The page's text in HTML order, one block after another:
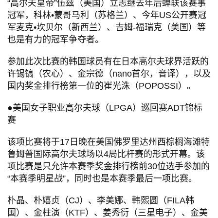
“高尔夫皇帝”伍兹（美国）立志继去年后蝉联该赛事
冠军，科林•蒙哥马利（苏格兰）、今年US公开赛冠
军麦克•坎贝尔（新西兰）、吉姆-福瑞克（美国）等
也是有力的冠军争夺者。
参加此次比赛的韩国球员有在日本高尔夫球界活跃的
许锡镐（农心）、金宗德（nano首尔，音译），以及
国内奖金排行榜第一位的崔光洙（POPOSSI）。
●美国女子职业高尔夫球（LPGA）巡回赛ADT锦标
赛
该项比赛将于17日晚在美国佛罗里达州西棕榈海滩特
鲁姆普国际高尔夫球场以4局比杆赛的形式开幕。该
项比赛是只允许本赛季奖金排行榜前30位选手参加的
“本赛季明星战”，同时也是本赛季最后一项比赛。
朴晶、朴嬉贞（CJ）、李美娜、韩熙圆（FILA韩
国）、金柱演（KTF）、姜秀衍（三星电子）、金美